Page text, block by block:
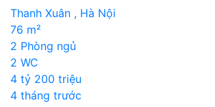
Thanh Xuân , Hà Nội
76 m²
2 Phòng ngủ
2 WC
4 tỷ 200 triệu
4 tháng trước